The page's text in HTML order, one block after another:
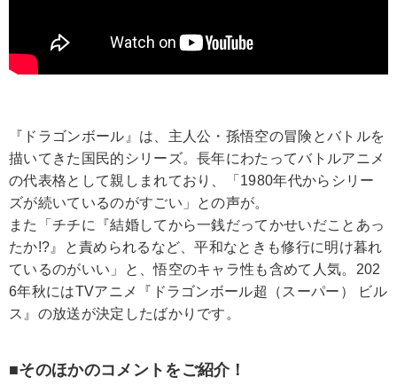
『ドラゴンボール』は、主人公・孫悟空の冒険とバトルを
描いてきた国民的シリーズ。長年にわたってバトルアニメ
の代表格として親しまれており、「1980年代からシリー
ズが続いているのがすごい」との声が。
また「チチに『結婚してから一銭だってかせいだことあっ
たか!?』と責められるなど、平和なときも修行に明け暮れ
ているのがいい」と、悟空のキャラ性も含めて人気。202
6年秋にはTVアニメ『ドラゴンボール超（スーパー） ビル
ス』の放送が決定したばかりです。
■そのほかのコメントをご紹介！